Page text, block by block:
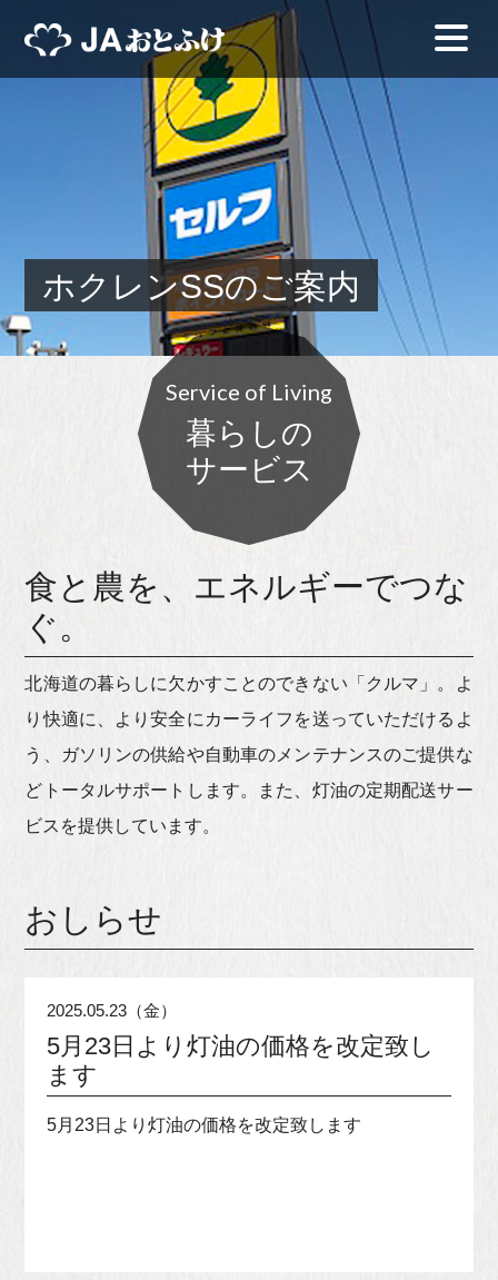
ホクレンSSのご案内
Service of Living
暮らしの
サービス
食と農を、エネルギーでつな
ぐ。
北海道の暮らしに欠かすことのできない「クルマ」。よ
り快適に、より安全にカーライフを送っていただけるよ
う、ガソリンの供給や自動車のメンテナンスのご提供な
どトータルサポートします。また、灯油の定期配送サー
ビスを提供しています。
おしらせ
2025.05.23（金）
5月23日より灯油の価格を改定致し
ます
5月23日より灯油の価格を改定致します